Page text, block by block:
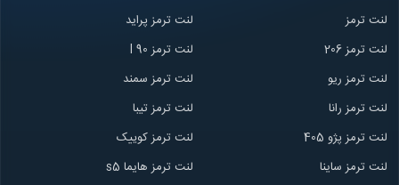
لنت ترمز
لنت ترمز پراید
لنت ترمز 206
لنت ترمز l 90
لنت ترمز ریو
لنت ترمز سمند
لنت ترمز رانا
لنت ترمز تیبا
لنت ترمز پژو 405
لنت ترمز کوییک
لنت ترمز ساینا
لنت ترمز هایما s5